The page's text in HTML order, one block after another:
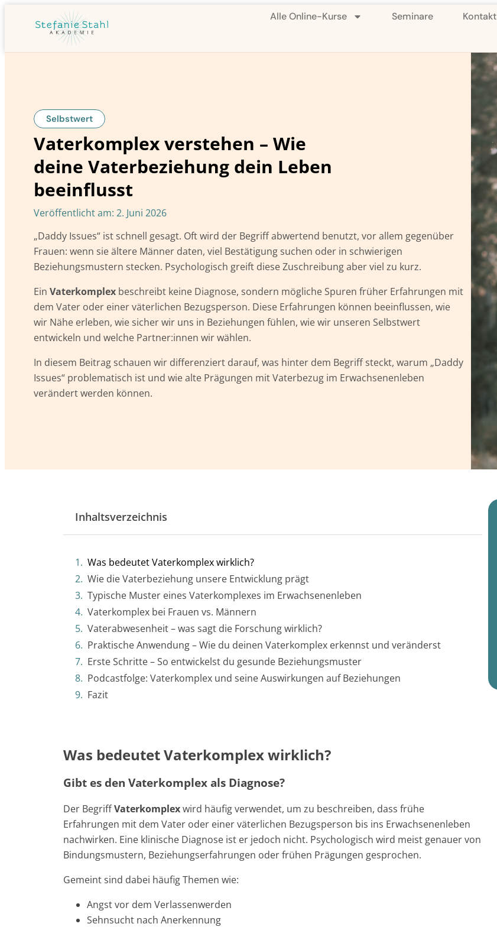
Alle Online-Kurse Seminare Kontakt
Selbstwert
Vaterkomplex verstehen – Wie
deine Vaterbeziehung dein Leben
beeinflusst
Veröffentlicht am: 2. Juni 2026
„Daddy Issues“ ist schnell gesagt. Oft wird der Begriff abwertend benutzt, vor allem gegenüber
Frauen: wenn sie ältere Männer daten, viel Bestätigung suchen oder in schwierigen
Beziehungsmustern stecken. Psychologisch greift diese Zuschreibung aber viel zu kurz.
Ein Vaterkomplex beschreibt keine Diagnose, sondern mögliche Spuren früher Erfahrungen mit
dem Vater oder einer väterlichen Bezugsperson. Diese Erfahrungen können beeinflussen, wie
wir Nähe erleben, wie sicher wir uns in Beziehungen fühlen, wie wir unseren Selbstwert
entwickeln und welche Partner:innen wir wählen.
In diesem Beitrag schauen wir differenziert darauf, was hinter dem Begriff steckt, warum „Daddy
Issues“ problematisch ist und wie alte Prägungen mit Vaterbezug im Erwachsenenleben
verändert werden können.
Inhaltsverzeichnis
Was bedeutet Vaterkomplex wirklich?
Wie die Vaterbeziehung unsere Entwicklung prägt
Typische Muster eines Vaterkomplexes im Erwachsenenleben
Vaterkomplex bei Frauen vs. Männern
Vaterabwesenheit – was sagt die Forschung wirklich?
Praktische Anwendung – Wie du deinen Vaterkomplex erkennst und veränderst
Erste Schritte – So entwickelst du gesunde Beziehungsmuster
Podcastfolge: Vaterkomplex und seine Auswirkungen auf Beziehungen
Fazit
Was bedeutet Vaterkomplex wirklich?
Gibt es den Vaterkomplex als Diagnose?
Der BegriffVaterkomplexwird häufig verwendet, um zu beschreiben, dass frühe
Erfahrungen mit dem Vater oder einer väterlichen Bezugsperson bis ins Erwachsenenleben
nachwirken. Eine klinische Diagnose ist er jedoch nicht. Psychologisch wird meist genauer von
Bindungsmustern, Beziehungserfahrungen oder frühen Prägungen gesprochen.
Gemeint sind dabei häufig Themen wie:
Angst vor dem Verlassenwerden
Sehnsucht nach Anerkennung